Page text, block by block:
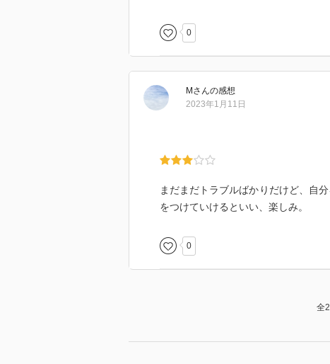
0
Mさんの感想
2023年1月11日
まだまだトラブルばかりだけど、自
をつけていけるといい、楽しみ。
0
全